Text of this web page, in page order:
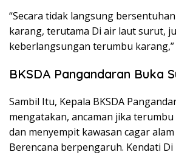
“Secara tidak langsung
karang, terutama Di air laut surut,
keberlangsungan terumbu karang,”
BKSDA Pangandaran Buka
Sambil Itu, Kepala BKSDA
mengatakan, ancaman jika
dan menyempit kawasan cagar
Berencana berpengaruh. Kendati Di